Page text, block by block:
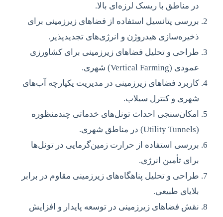
در مناطق با ریسک لرزه‌ای بالا.
بررسی پتانسیل استفاده از فضاهای زیرزمینی برای
ذخیره‌سازی هیدروژن و انرژی‌های تجدیدپذیر.
طراحی و تحلیل فضاهای زیرزمینی برای کشاورزی
عمودی (Vertical Farming) شهری.
کاربرد فضاهای زیرزمینی در مدیریت یکپارچه آب‌های
شهری و کنترل سیلاب.
امکان‌سنجی احداث تونل‌های خدماتی چندمنظوره
(Utility Tunnels) در مناطق شهری.
بررسی استفاده از حرارت زمین‌گرمایی در تونل‌ها
برای تأمین انرژی.
طراحی و تحلیل پناهگاه‌های زیرزمینی مقاوم در برابر
بلایای طبیعی.
نقش فضاهای زیرزمینی در توسعه پایدار و افزایش